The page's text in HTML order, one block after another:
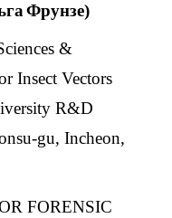
Фрунзе)
&
Insect Vectors
R&D
gu, Incheon,
FORENSIC